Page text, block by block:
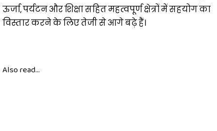
ऊर्जा, पर्यटन और शिक्षा सहित महत्वपूर्ण क्षेत्रों में सहयोग का
विस्तार करने के लिए तेजी से आगे बढ़े हैं।
Also read...